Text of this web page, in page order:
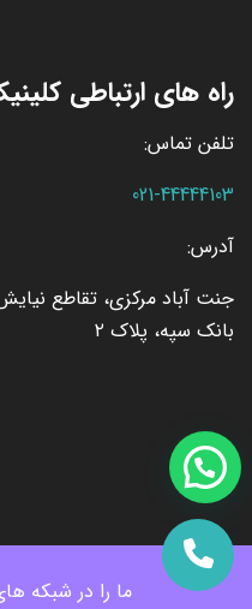
راه های ارتباطی
تلفن تماس:
021-44444103
آدرس:
جنت آباد مرکزی، تقاطع
بانک سپه، پلاک ۲
ما را در شبکه